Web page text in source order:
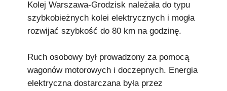
Kolej Warszawa-Grodzisk należała do typu
szybkobieżnych kolei elektrycznych i mogła
rozwijać szybkość do 80 km na godzinę.
Ruch osobowy był prowadzony za pomocą
wagonów motorowych i doczepnych. Energia
elektryczna dostarczana była przez